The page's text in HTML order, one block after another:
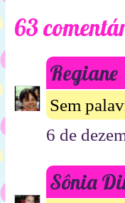
63
Regiane
Sem
6 de
Sônia